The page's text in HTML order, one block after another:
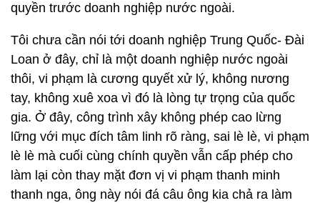
quyền trước doanh nghiệp nước ngoài.
Tôi chưa cần nói tới doanh nghiệp Trung Quốc- Đài
Loan ở đây, chỉ là một doanh nghiệp nước ngoài
thôi, vi phạm là cương quyết xử lý, không nương
tay, không xuê xoa vì đó là lòng tự trọng của quốc
gia. Ở đây, công trình xây không phép cao lừng
lững với mục đích tâm linh rõ ràng, sai lè lè, vi phạm
lè lè mà cuối cùng chính quyền vẫn cấp phép cho
làm lại còn thay mặt đơn vị vi phạm thanh minh
thanh nga, ông này nói đá câu ông kia chả ra làm